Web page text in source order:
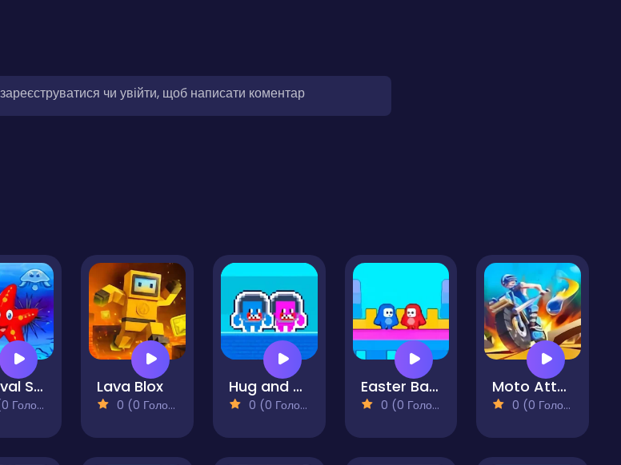
чи увійти, щоб написати коментар
Survival Starfish Lava Blox
0 (0 Голосів)
Hug and Kis City
0 (0 Голосів)
Easter Battle Guys
0 (0 Голосів)
Moto Attack
0 (0 Голосів)